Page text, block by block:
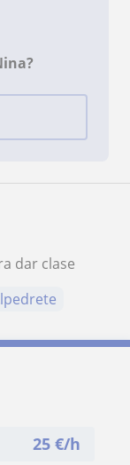
dar clase
25 €/h